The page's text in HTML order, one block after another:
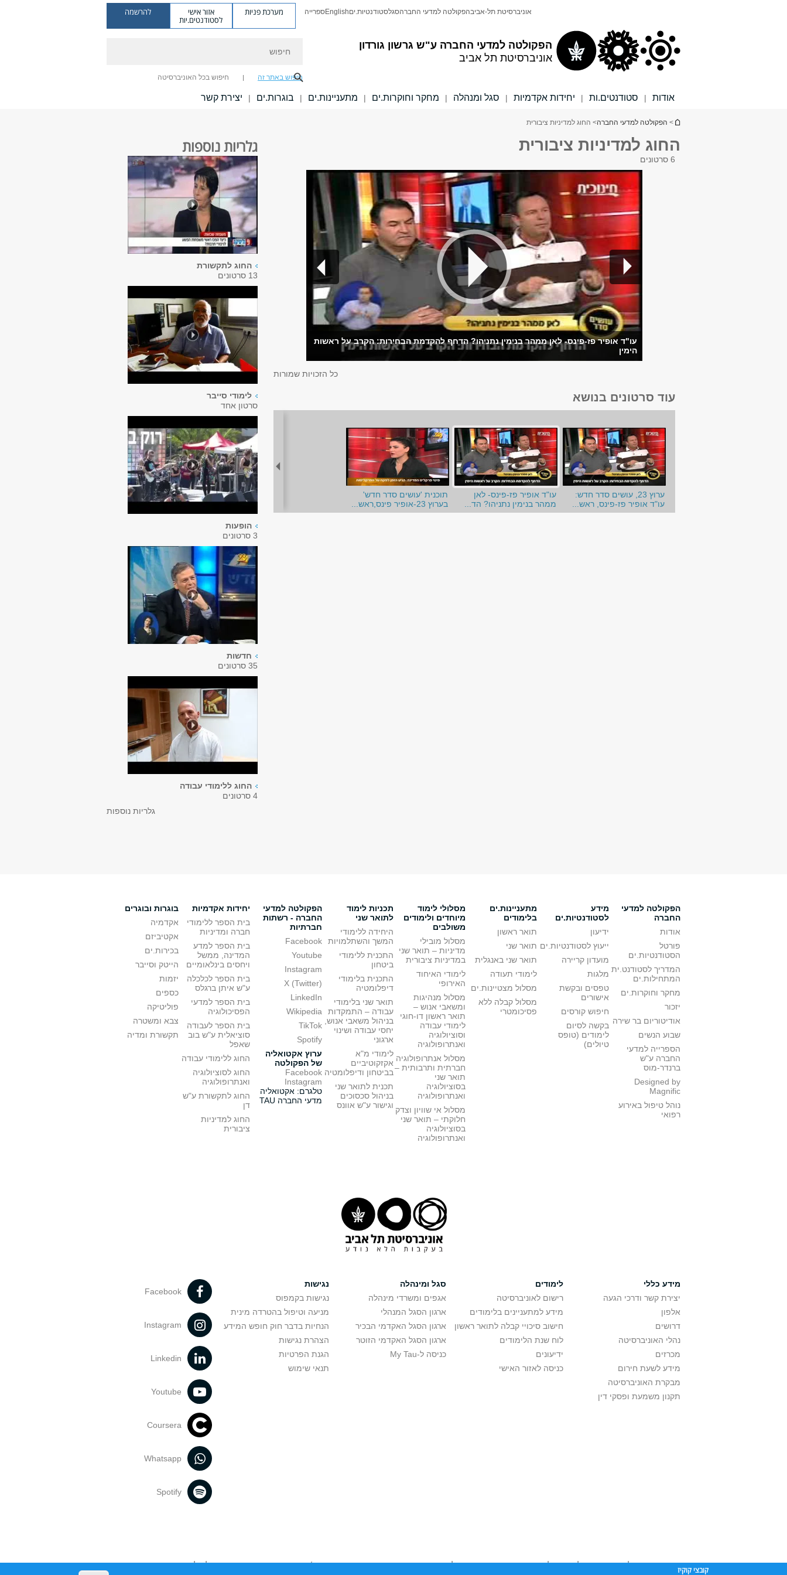
הפקולטה למדעי החברה ע"ש גרשון גורדון
אוניברסיטת תל אביב
אוניברסיטת תל-אביבהפקולטה למדעי החברהסגלסטודנטיות.יםEnglishספרייה מערכת פניות אזור אישי
לסטודנטים.יות
להרשמה
חיפוש באתר זה חיפוש בכל האוניברסיטה
אודות | סטודנטים.ות | יחידות אקדמיות | סגל ומנהלה | מחקר וחוקרות.ים | מתעניינות.ים | בוגרות.ים | יצירת קשר
הינך נמצא כאן
> הפקולטה למדעי החברה> החוג למדיניות ציבורית
החוג למדיניות ציבורית גלריות נוספות
החוג לתקשורת
13 סרטונים
לימודי סייבר
סרטון אחד
הופעות
3 סרטונים
חדשות
35 סרטונים
החוג ללימודי עבודה
4 סרטונים
גלריות נוספות
6 סרטונים
עו"ד אופיר פז-פינס- לאן ממהר בנימין נתניהו? הדחף להקדמת הבחירות: הקרב על ראשות
הימין
כל הזכויות שמורות
עוד סרטונים בנושא
ערוץ 23, עושים סדר חדש:
עו"ד אופיר פז-פינס, ראש...
עו"ד אופיר פז-פינס- לאן
ממהר בנימין נתניהו? הד...
תוכנית 'עושים סדר חדש'
בערוץ 23-אופיר פינס,ראש...
הפקולטה למדעי
החברה
אודות
פורטל
הסטודנטיות.ים
המדריך לסטודנט.ית
המתחילות.ים
מחקר וחוקרות.ים
יזכור
אודיטוריום בר שירה
שבוע הנשים
הספרייה למדעי
החברה ע"ש
ברנדר-מוס
Designed by
Magnific
נוהל טיפול באירוע
רפואי
מידע
לסטודנטיות.ים
ידיעון
ייעוץ לסטודנטיות.ים
מועדון קריירה
מלגות
טפסים ובקשת
אישורים
חיפוש קורסים
בקשה לסיום
לימודים (טופס
טיולים)
מתעניינות.ים
בלימודים
תואר ראשון
תואר שני
תואר שני באנגלית
לימודי תעודה
מסלול מצטיינות.ים
מסלול קבלה ללא
פסיכומטרי
מסלולי לימוד
מיוחדים ולימודים
משולבים
מסלול מובילי
מדיניות – תואר שני
במדיניות ציבורית
לימודי האיחוד
האירופי
מסלול מנהיגות
ומשאבי אנוש –
תואר ראשון דו-חוגי
לימודי עבודה
וסוציולוגיה
ואנתרופולוגיה
מסלול אנתרופולוגיה
חברתית ותרבותית –
תואר שני
בסוציולוגיה
ואנתרופולוגיה
מסלול אי שוויון וצדק
חלוקתי – תואר שני
בסוציולוגיה
ואנתרופולוגיה
תכניות לימוד
לתואר שני
היחידה ללימודי
המשך והשתלמויות
התכנית ללימודי
ביטחון
התכנית בלימודי
דיפלומטיה
תואר שני בלימודי
עבודה – התמקדות
בניהול משאבי אנוש,
יחסי עבודה ושינוי
ארגוני
לימודי מ"א
אקזקוטיביים
בביטחון ודיפלומטיה
תכנית לתואר שני
בניהול סכסוכים
וגישור ע"ש אוונס
הפקולטה למדעי
החברה - רשתות
חברתיות
Facebook
Youtube
Instagram
X (Twitter)
LinkedIn
Wikipedia
TikTok
Spotify
ערוץ אקטואליה
של הפקולטה
Facebook
Instagram
טלגרם: אקטואליה
מדעי החברה TAU
יחידות אקדמיות
בית הספר ללימודי
חברה ומדיניות
בית הספר למדע
המדינה, ממשל
ויחסים בינלאומיים
בית הספר לכלכלה
ע"ש איתן ברגלס
בית הספר למדעי
הפסיכולוגיה
בית הספר לעבודה
סוציאלית ע"ש בוב
שאפל
החוג ללימודי עבודה
החוג לסוציולוגיה
ואנתרופולוגיה
החוג לתקשורת ע"ש
דן
החוג למדיניות
ציבורית
בוגרות ובוגרים
אקדמיה
אקטיביזם
בכירות.ים
הייטק וסייבר
יזמות
כספים
פוליטיקה
צבא ומשטרה
תקשורת ומדיה
מידע כללי
יצירת קשר ודרכי הגעה
אלפון
דרושים
נהלי האוניברסיטה
מכרזים
מידע לשעת חירום
מבקרת האוניברסיטה
תקנון משמעת ופסקי דין
לימודים
רישום לאוניברסיטה
מידע למתעניינים בלימודים
חישוב סיכויי קבלה לתואר ראשון
לוח שנת הלימודים
ידיעונים
כניסה לאזור האישי
סגל ומינהלה
אגפים ומשרדי מינהלה
ארגון הסגל המנהלי
ארגון הסגל האקדמי הבכיר
ארגון הסגל האקדמי הזוטר
כניסה ל-My Tau
נגישות
נגישות בקמפוס
מניעה וטיפול בהטרדה מינית
הנחיות בדבר חוק חופש המידע
הצהרת נגישות
הגנת הפרטיות
תנאי שימוש
Facebook
Instagram
Linkedin
Youtube
Coursera
Whatsapp
Spotify
אוניברסיטת תל אביב עושה כל מאמץ לכבד זכויות יוצרים. אם בבעלותך זכויות יוצרים בתכנים שנמצאים פה ו/או השימוש שנעשה בתכנים אלה לדעתך מפר זכויות
קובצי קוקיז